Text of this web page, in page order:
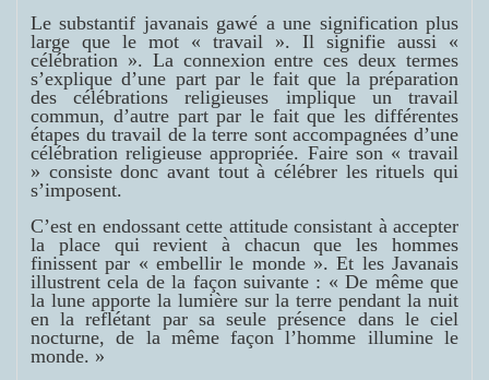
Le substantif javanais gawé a une signification plus
large que le mot « travail ». Il signifie aussi «
célébration ». La connexion entre ces deux termes
s’explique d’une part par le fait que la préparation
des célébrations religieuses implique un travail
commun, d’autre part par le fait que les différentes
étapes du travail de la terre sont accompagnées d’une
célébration religieuse appropriée. Faire son « travail
» consiste donc avant tout à célébrer les rituels qui
s’imposent.
C’est en endossant cette attitude consistant à accepter
la place qui revient à chacun que les hommes
finissent par « embellir le monde ». Et les Javanais
illustrent cela de la façon suivante : « De même que
la lune apporte la lumière sur la terre pendant la nuit
en la reflétant par sa seule présence dans le ciel
nocturne, de la même façon l’homme illumine le
monde. »